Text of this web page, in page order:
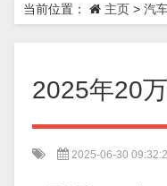
当前位置： 主页 > 汽
2025年20
2025-06-30